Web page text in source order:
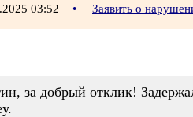
03:52 • Заявить о
за добрый отклик!